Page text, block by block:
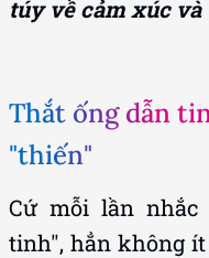
túy về cảm xúc và
Thắt ống dẫn
"thiến"
Cứ mỗi lần
tinh", hẳn không